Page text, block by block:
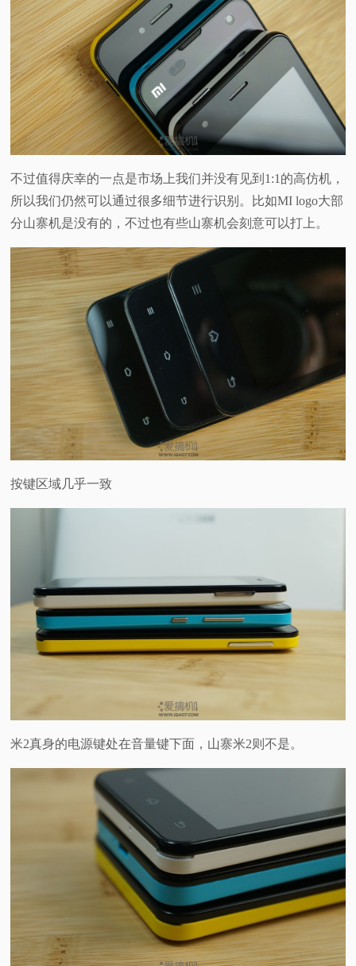
不过值得庆幸的一点是市场上我们并没有见到1:1的高仿机，
所以我们仍然可以通过很多细节进行识别。比如MI logo大部
分山寨机是没有的，不过也有些山寨机会刻意可以打上。
按键区域几乎一致
米2真身的电源键处在音量键下面，山寨米2则不是。